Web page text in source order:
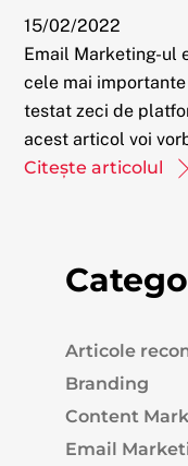
15/02/2022
Email Marketing-ul
cele mai
testat zeci de
acest articol voi
Citește articolul
Articole
Branding
Content
Email